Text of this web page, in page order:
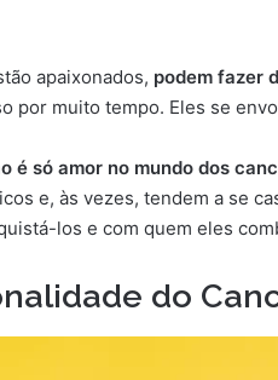
apaixonados, podem fazer
por muito tempo. Eles se
é só amor no mundo dos
e, às vezes, tendem a se
los e com quem eles
do